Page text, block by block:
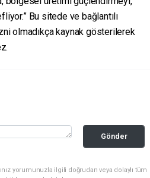
Bu sitede ve bağlantılı
olmadıkça kaynak gösterilerek
Gönder
yorumunuzla ilgili doğrudan veya dolaylı tüm